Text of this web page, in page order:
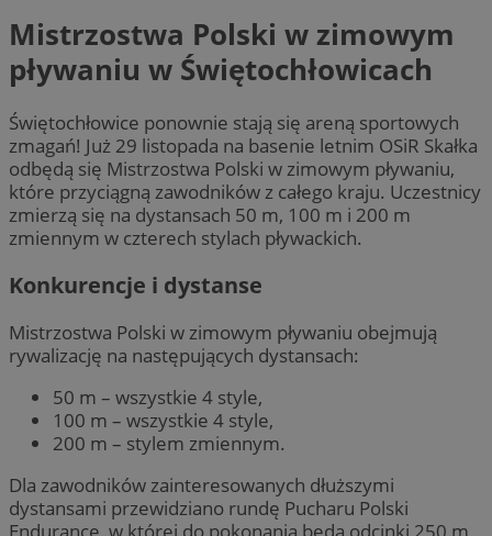
Mistrzostwa Polski w zimowym
pływaniu w Świętochłowicach
Świętochłowice ponownie stają się areną sportowych
zmagań! Już 29 listopada na basenie letnim OSiR Skałka
odbędą się Mistrzostwa Polski w zimowym pływaniu,
które przyciągną zawodników z całego kraju. Uczestnicy
zmierzą się na dystansach 50 m, 100 m i 200 m
zmiennym w czterech stylach pływackich.
Konkurencje i dystanse
Mistrzostwa Polski w zimowym pływaniu obejmują
rywalizację na następujących dystansach:
50 m – wszystkie 4 style,
100 m – wszystkie 4 style,
200 m – stylem zmiennym.
Dla zawodników zainteresowanych dłuższymi
dystansami przewidziano rundę Pucharu Polski